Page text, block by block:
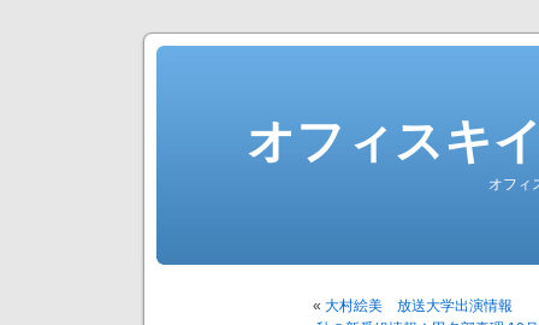
オフィスキ
オフィ
« 大村絵美 放送大学出演情報